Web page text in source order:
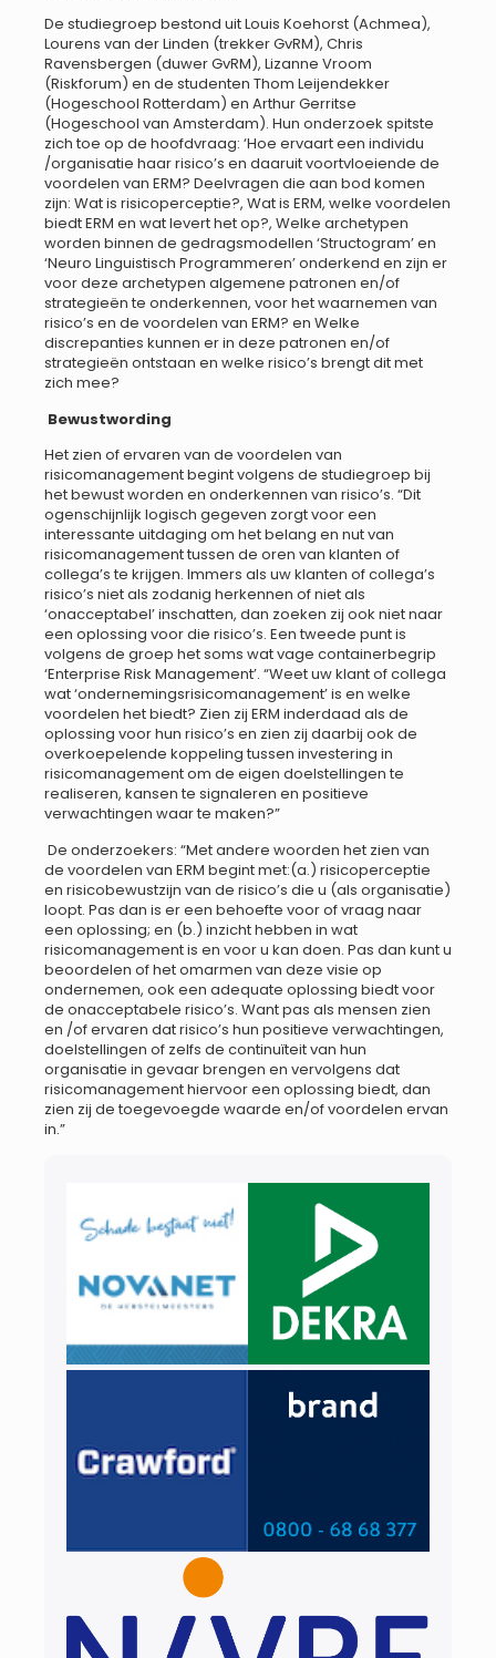
De studiegroep bestond uit Louis Koehorst (Achmea),
Lourens van der Linden (trekker GvRM), Chris
Ravensbergen (duwer GvRM), Lizanne Vroom
(Riskforum) en de studenten Thom Leijendekker
(Hogeschool Rotterdam) en Arthur Gerritse
(Hogeschool van Amsterdam). Hun onderzoek spitste
zich toe op de hoofdvraag: ‘Hoe ervaart een individu
/organisatie haar risico’s en daaruit voortvloeiende de
voordelen van ERM? Deelvragen die aan bod komen
zijn: Wat is risicoperceptie?, Wat is ERM, welke voordelen
biedt ERM en wat levert het op?, Welke archetypen
worden binnen de gedragsmodellen ‘Structogram’ en
‘Neuro Linguistisch Programmeren’ onderkend en zijn er
voor deze archetypen algemene patronen en/of
strategieën te onderkennen, voor het waarnemen van
risico’s en de voordelen van ERM? en Welke
discrepanties kunnen er in deze patronen en/of
strategieën ontstaan en welke risico’s brengt dit met
zich mee?
Bewustwording
Het zien of ervaren van de voordelen van
risicomanagement begint volgens de studiegroep bij
het bewust worden en onderkennen van risico’s. “Dit
ogenschijnlijk logisch gegeven zorgt voor een
interessante uitdaging om het belang en nut van
risicomanagement tussen de oren van klanten of
collega’s te krijgen. Immers als uw klanten of collega’s
risico’s niet als zodanig herkennen of niet als
‘onacceptabel’ inschatten, dan zoeken zij ook niet naar
een oplossing voor die risico’s. Een tweede punt is
volgens de groep het soms wat vage containerbegrip
‘Enterprise Risk Management’. “Weet uw klant of collega
wat ‘ondernemingsrisicomanagement’ is en welke
voordelen het biedt? Zien zij ERM inderdaad als de
oplossing voor hun risico’s en zien zij daarbij ook de
overkoepelende koppeling tussen investering in
risicomanagement om de eigen doelstellingen te
realiseren, kansen te signaleren en positieve
verwachtingen waar te maken?”
De onderzoekers: “Met andere woorden het zien van
de voordelen van ERM begint met:(a.) risicoperceptie
en risicobewustzijn van de risico’s die u (als organisatie)
loopt. Pas dan is er een behoefte voor of vraag naar
een oplossing; en (b.) inzicht hebben in wat
risicomanagement is en voor u kan doen. Pas dan kunt u
beoordelen of het omarmen van deze visie op
ondernemen, ook een adequate oplossing biedt voor
de onacceptabele risico’s. Want pas als mensen zien
en /of ervaren dat risico’s hun positieve verwachtingen,
doelstellingen of zelfs de continuïteit van hun
organisatie in gevaar brengen en vervolgens dat
risicomanagement hiervoor een oplossing biedt, dan
zien zij de toegevoegde waarde en/of voordelen ervan
in.”